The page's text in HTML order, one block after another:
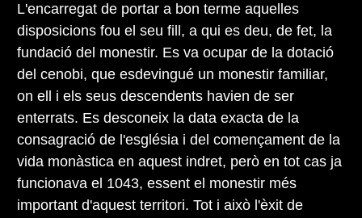
L'encarregat de portar a bon terme aquelles
disposicions fou el seu fill, a qui es deu, de fet, la
fundació del monestir. Es va ocupar de la dotació
del cenobi, que esdevingué un monestir familiar,
on ell i els seus descendents havien de ser
enterrats. Es desconeix la data exacta de la
consagració de l'església i del començament de la
vida monàstica en aquest indret, però en tot cas ja
funcionava el 1043, essent el monestir més
important d'aquest territori. Tot i això l'èxit de